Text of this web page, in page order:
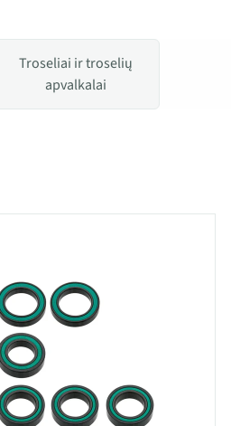
Troseliai ir troselių
apvalkalai
dalys